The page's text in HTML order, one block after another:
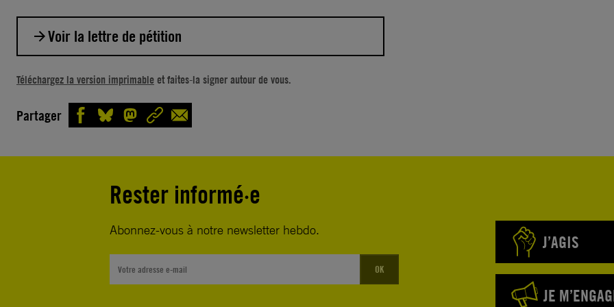
Voir la lettre de pétition
Paraguay,
Au Paraguay, entre autres pratiques discriminatoires, les
identité de genre. Ces pratiques les empêchent d’avoir accès à
leurs droits, comme l’éducation ou l’accès au logement, au
même titre que les autres personnes. Les autorités, ainsi que
Téléchargez la version imprimable et faites-la signer autour de vous.
Partager
Rester informé·e
Abonnez-vous à notre newsletter hebdo.
OK
J’AGIS
JE